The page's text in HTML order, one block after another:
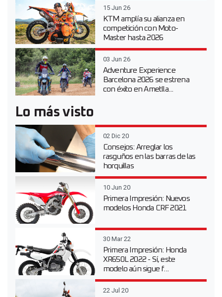
15 Jun 26
KTM amplía su alianza en
competición con Moto-
Master hasta 2026
03 Jun 26
Adventure Experience
Barcelona 2026 se estrena
con éxito en Ametlla...
Lo más visto
02 Dic 20
Consejos: Arreglar los
rasguños en las barras de las
horquillas
10 Jun 20
Primera Impresión: Nuevos
modelos Honda CRF 2021
30 Mar 22
Primera Impresión: Honda
XR650L 2022 - Sí, este
modelo aún sigue f...
22 Jul 20